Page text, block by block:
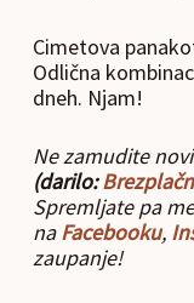
Cimetova
Odlična
dneh. Njam!
Ne zamudite
(darilo:
Spremljate pa
naFacebooku,
zaupanje!